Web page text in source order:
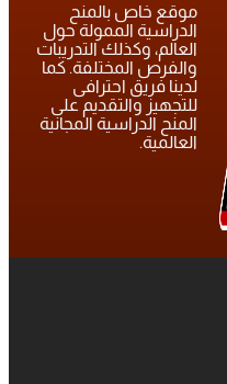
موقع خاص بالمنح
الدراسية الممولة حول
العالم، وكذلك التدريبات
والفرص المختلفة. كما
لدينا فريق احترافى
للتجهيز والتقديم على
المنح الدراسية المجانية
العالمية.